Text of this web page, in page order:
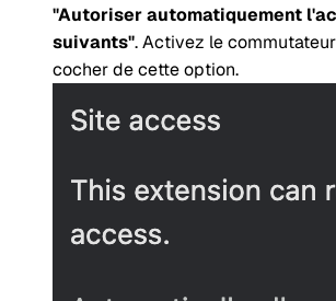
"Autoriser automatiquement
suivants". Activez le
cocher de cette option.